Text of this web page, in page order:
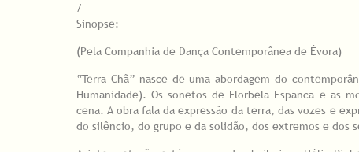
/
Sinopse:
(Pela Companhia de Dança Contemporânea de Évora)
“Terra Chã” nasce de uma abordagem do
Humanidade). Os sonetos de Florbela Espanca e as
cena. A obra fala da expressão da terra, das vozes e
do silêncio, do grupo e da solidão, dos extremos e dos